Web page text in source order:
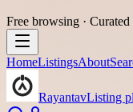
Free browsing ·
HomeListingsAbout
RayantavListing